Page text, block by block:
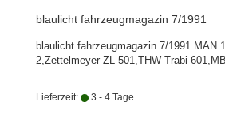
blaulicht fahrzeugmagazin 7/1991
blaulicht fahrzeugmagazin 7/1991 MAN
2,Zettelmeyer ZL 501,THW Trabi
Lieferzeit: 3 - 4 Tage